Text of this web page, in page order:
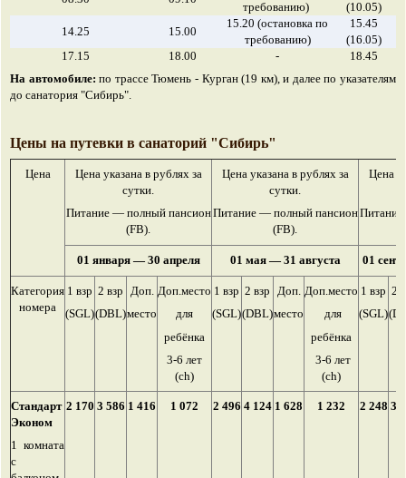
требованию)
(10.05)
14.25
15.00
15.20 (остановка по
требованию)
15.45
(16.05)
17.15
18.00 -
18.45
На автомобиле: по трассе Тюмень - Курган (19 км), и далее по указателям
до санатория "Сибирь".
Цены на путевки в санаторий "Сибирь"
Цена
Цена указана в рублях за
сутки.
Питание — полный пансион
(FB).
Цена указана в рублях за
сутки.
Питание — полный пансион
(FB).
Цена
01 января — 30 апреля 01 мая — 31 августа 01
Категория
номера
1 взр
(SGL)
2 взр
(DBL)
Доп.
место
Доп.место
для
ребёнка
3-6 лет
(ch)
1 взр
(SGL)
2 взр
(DBL)
Доп.
место
Доп.место
для
ребёнка
3-6 лет
(ch)
1 взр
(SGL)
2
Стандарт
Эконом
1 комната
с
2 170 3 586 1 416 1 072 2 496 4 124 1 628 1 232 2 248 3